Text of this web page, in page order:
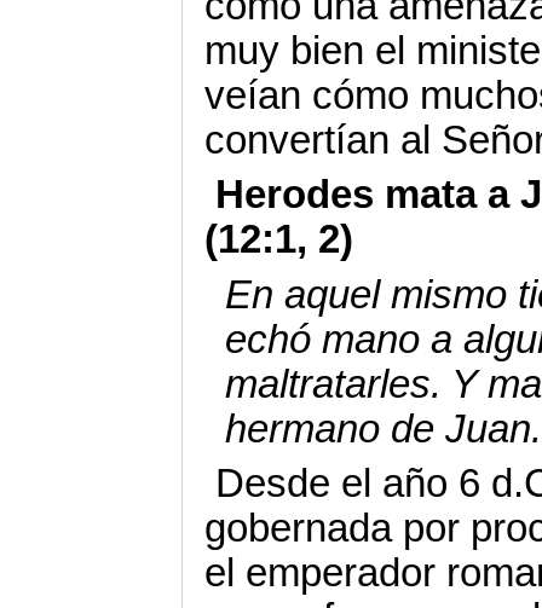
muy bien el
veían cómo
convertían al
Herodes mata a
(12:1, 2)
En aquel mismo
echó mano a
maltratarles. Y
hermano de Juan.
Desde el año 6
gobernada por
el emperador